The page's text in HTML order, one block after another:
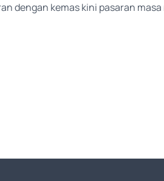
dengan kemas kini pasaran